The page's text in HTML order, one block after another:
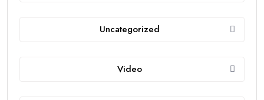
Uncategorized
Video